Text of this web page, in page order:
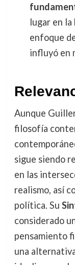
lugar en
enfoque
influyó en
Aunque
filosofía
sigue siendo
en las
realismo, así
política. Su
considerado
pensamiento
una